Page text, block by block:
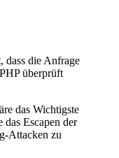
dass die Anfrage
überprüft
das Wichtigste
Escapen der
Attacken zu